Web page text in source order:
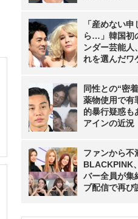
「産めない
ら…」韓国初
ンダー芸能人
れを選んだワ
同性との“密
薬物使用で有
的暴行疑惑も
アインの近況
ファンから
BLACKPINK
バー全員が集
ブ配信で再び